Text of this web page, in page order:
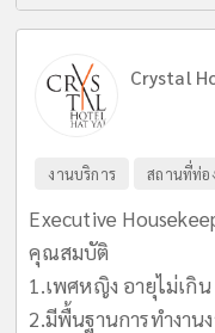
Crystal
งานบริการ สถานที่ท่อ
Executive
คุณสมบัติ
1.เพศหญิง อายุไม่เกิ
2.มีพื้นฐานการทำงา